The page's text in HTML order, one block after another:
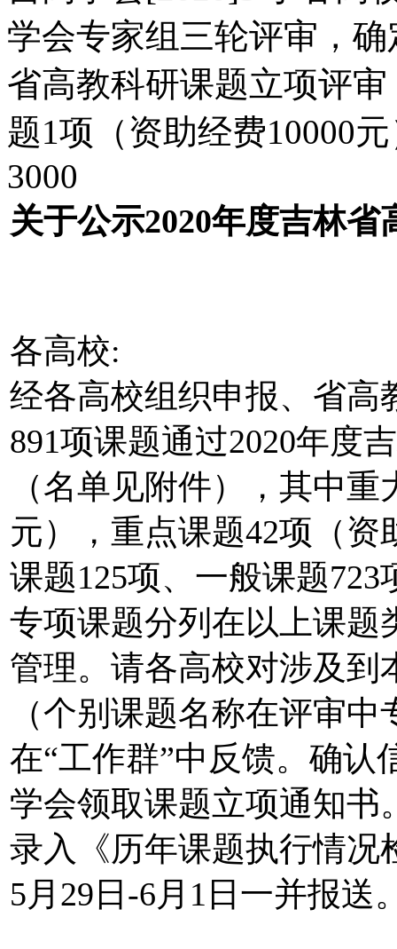
学会专家组三轮评审，
省高教科研课题立项评
题1项（资助经费10000
3000
关于公示2020年度吉林省
各高校:
经各高校组织申报、省高
891项课题通过2020年度
（名单见附件），其中
元），重点课题42项（资
课题125项、一般课题
专项课题分列在以上课题
管理。请各高校对涉及到
（个别课题名称在评审
在“工作群”中反馈。确认
学会领取课题立项通知书
录入《历年课题执行情况
5月29日-6月1日一并报送